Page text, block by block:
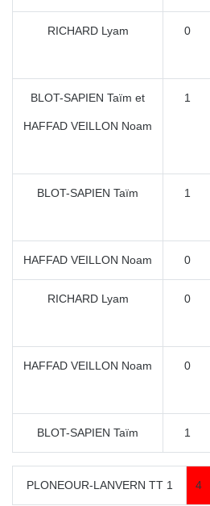
RICHARD Lyam 0
BLOT-SAPIEN Taïm et
HAFFAD VEILLON Noam
1
BLOT-SAPIEN Taïm 1
HAFFAD VEILLON Noam 0
RICHARD Lyam 0
HAFFAD VEILLON Noam 0
BLOT-SAPIEN Taïm 1
PLONEOUR-LANVERN TT 1 4